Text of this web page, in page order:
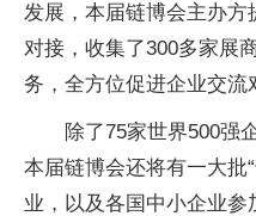
发展，本届链博会主办方
对接，收集了300多家展
务，全方位促进企业交流
除了75家世界500强
本届链博会还将有一大批
业，以及各国中小企业参